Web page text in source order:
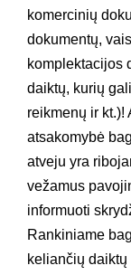
komercinių
dokumentų,
komplektacijos
daiktų, kurių
reikmenų ir kt.)!
atsakomybė
atveju yra
vežamus
informuoti
Rankiniame
keliančių